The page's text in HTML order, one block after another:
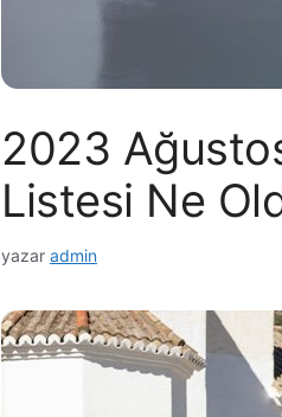
2023
Listesi Ne
yazar admin